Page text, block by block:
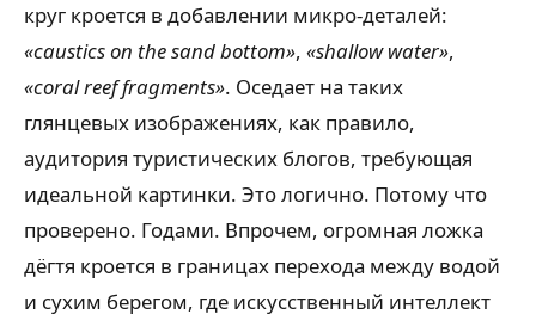
круг кроется в добавлении микро-деталей:
«caustics on the sand bottom», «shallow water»,
«coral reef fragments». Оседает на таких
глянцевых изображениях, как правило,
аудитория туристических блогов, требующая
идеальной картинки. Это логично. Потому что
проверено. Годами. Впрочем, огромная ложка
дёгтя кроется в границах перехода между водой
и сухим берегом, где искусственный интеллект